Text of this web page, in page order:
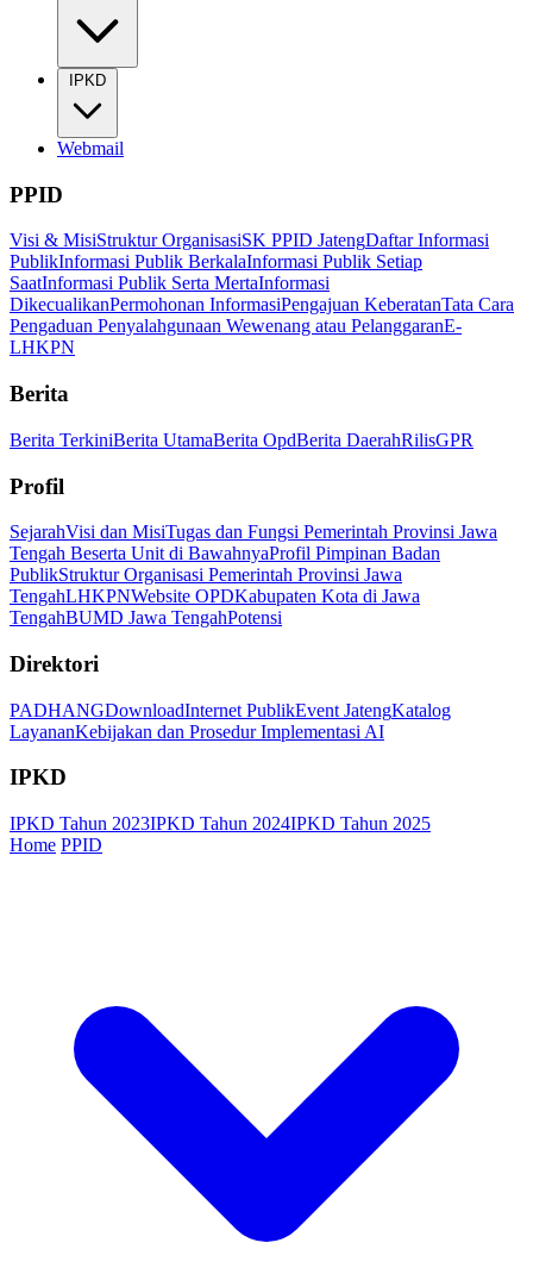
IPKD
Webmail
PPID
Visi & MisiStruktur OrganisasiSK PPID JatengDaftar Informasi
PublikInformasi Publik BerkalaInformasi Publik Setiap
SaatInformasi Publik Serta MertaInformasi
DikecualikanPermohonan InformasiPengajuan KeberatanTata Cara
Pengaduan Penyalahgunaan Wewenang atau PelanggaranE-
LHKPN
Berita
Berita TerkiniBerita UtamaBerita OpdBerita DaerahRilisGPR
Profil
SejarahVisi dan MisiTugas dan Fungsi Pemerintah Provinsi Jawa
Tengah Beserta Unit di BawahnyaProfil Pimpinan Badan
PublikStruktur Organisasi Pemerintah Provinsi Jawa
TengahLHKPNWebsite OPDKabupaten Kota di Jawa
TengahBUMD Jawa TengahPotensi
Direktori
PADHANGDownloadInternet PublikEvent JatengKatalog
LayananKebijakan dan Prosedur Implementasi AI
IPKD
IPKD Tahun 2023IPKD Tahun 2024IPKD Tahun 2025
Home PPID